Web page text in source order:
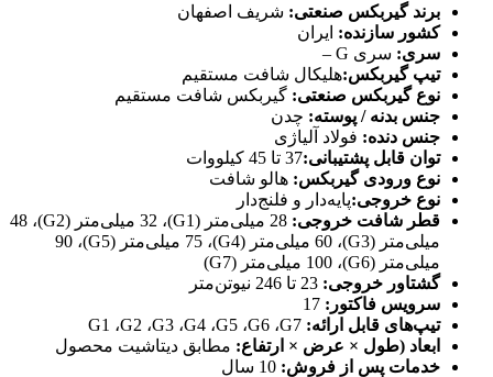
برند گیربکس صنعتی: شریف اصفهان
کشور سازنده: ایران
سری: سری G –
تیپ گیربکس:هلیکال شافت مستقیم
نوع گیربکس صنعتی: گیربکس شافت مستقیم
جنس بدنه / پوسته: چدن
جنس دنده: فولاد آلیاژی
توان قابل پشتیبانی:37 تا 45 کیلووات
نوع ورودی گیربکس: هالو شافت
نوع خروجی:پایه‌دار و فلنج‌دار
قطر شافت خروجی:
28 میلی‌متر (G1)، 32 میلی‌متر (G2)، 48
میلی‌متر (G3)، 60 میلی‌متر (G4)، 75 میلی‌متر (G5)، 90
میلی‌متر (G6)، 100 میلی‌متر (G7)
گشتاور خروجی:
سرویس فاکتور: 17
تیپ‌های قابل ارائه: G1 ،G2 ،G3 ،G4 ،G5 ،G6 ،G7
ابعاد (طول × عرض × ارتفاع: مطابق دیتاشیت محصول
خدمات پس از فروش: